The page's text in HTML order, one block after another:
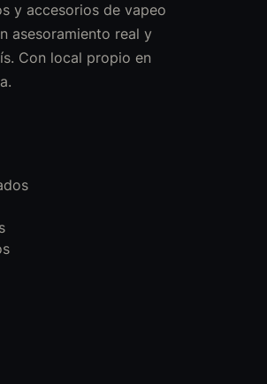
y accesorios de vapeo
asesoramiento real y
Con local propio en